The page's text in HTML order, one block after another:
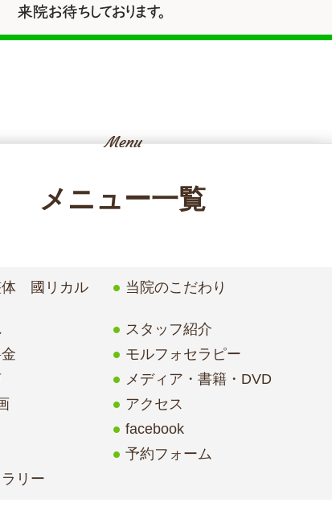
メニュー一覧
体 國リカル
当院のこだわり
スタッフ紹介
モルフォセラピー
メディア・書籍・DVD
アクセス
facebook
予約フォーム
リー